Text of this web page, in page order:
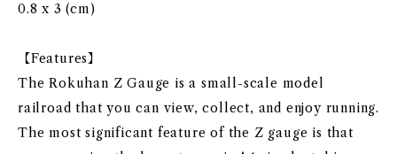
0.8 x 3 (cm)
【Features】
The Rokuhan Z Gauge is a small-scale model
railroad that you can view, collect, and enjoy running.
The most significant feature of the Z gauge is that